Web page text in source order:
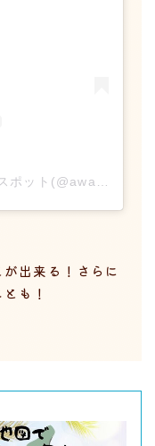
淡路と犬|わんこと行ける淡路島スポット(@awajitoinu)がシェアした投稿
出来る！さらに
も！